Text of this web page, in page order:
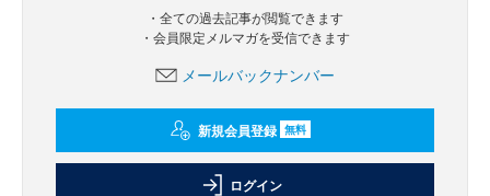
・全ての過去記事が閲覧できます
・会員限定メルマガを受信できます
メールバックナンバー
新規会員登録 無料
ログイン